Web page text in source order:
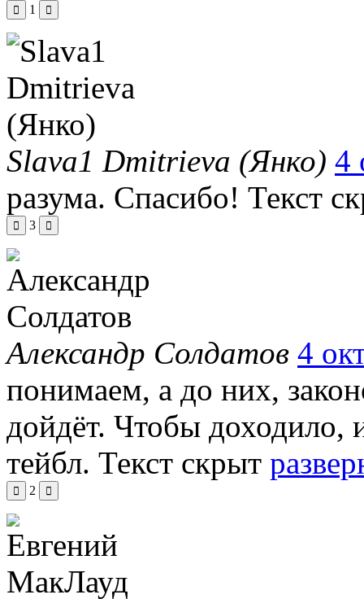
1
Slava1 Dmitrieva (Янко) 4
разума. Спасибо! Текст
3
Александр Солдатов 4
понимаем, а до них,
дойдёт. Чтобы доходило,
тейбл. Текст скрыт
2